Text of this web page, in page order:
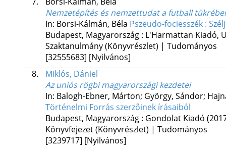
Nemzetépítés és nemzettudat a futball
In: Borsi-Kálmán, Béla Pszeudo-fociesszék :
Budapest, Magyarország : L'Harmattan Kiadó,
Szaktanulmány (Könyvrészlet) | Tudományos
[32555683] [Nyilvános]
8.
Miklós, Dániel
Az uniós rögbi magyarországi kezdetei
In: Balogh-Ebner, Márton; György, Sándor;
Történelmi Forrás szerzőinek írásaiból
Budapest, Magyarország : Gondolat Kiadó
Könyvfejezet (Könyvrészlet) | Tudományos
[3239717] [Nyilvános]